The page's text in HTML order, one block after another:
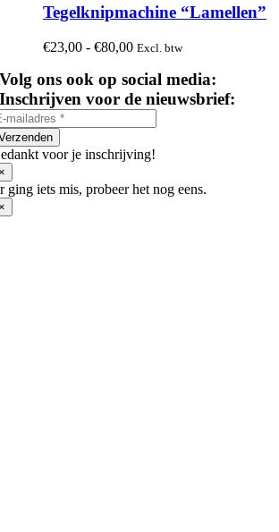
heeft
variaties.
optie
kan
gekozen
de
Tegelknipmachine “Lamellen”
€23,00 - €80,00Prijsklasse:
tot
€80,00
Excl. btw
Volg ons ook op social media:
Inschrijven voor de nieuwsbrief:
voor je inschrijving!
ging iets mis, probeer het nog eens.